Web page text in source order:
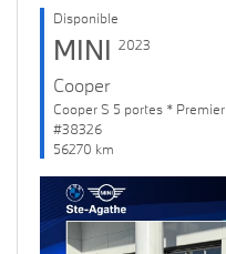
Disponible
MINI 2023
Cooper
Cooper S 5 portes * Premier
#38326
56270 km